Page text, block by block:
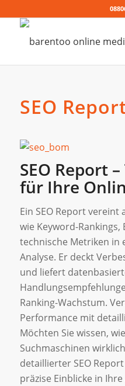
SEO
SEO Report
für Ihre
Ein SEO Report
wie Keyword-
technische Metriken in
Analyse. Er deckt
und liefert
Ranking-Wachstum.
Performance mit
Möchten Sie wissen,
Suchmaschinen
detaillierter SEO
präzise Einblicke in